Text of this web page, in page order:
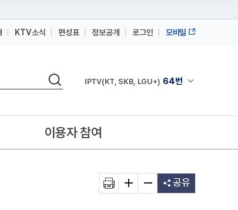
KTV소식 편성표 정보공개 로그인 모바일
검색 채널안내 펼쳐
IPTV(KT, SKB, LGU+) 64번
IPTV(KT, SKB, LGU+)
이용자 참여
공유